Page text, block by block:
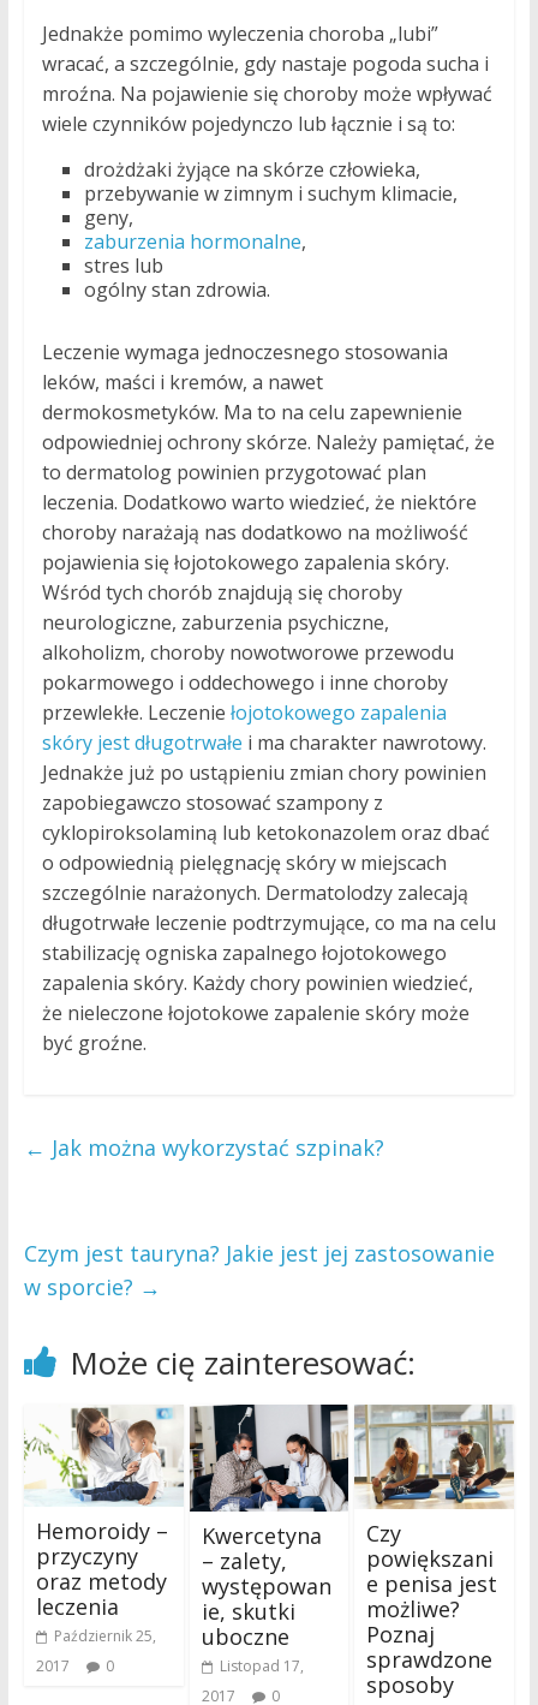
Jednakże pomimo wyleczenia choroba „lubi”
wracać, a szczególnie, gdy nastaje pogoda sucha i
mroźna. Na pojawienie się choroby może wpływać
wiele czynników pojedynczo lub łącznie i są to:
drożdżaki żyjące na skórze człowieka,
przebywanie w zimnym i suchym klimacie,
geny,
zaburzenia hormonalne,
stres lub
ogólny stan zdrowia.
Leczenie wymaga jednoczesnego stosowania
leków, maści i kremów, a nawet
dermokosmetyków. Ma to na celu zapewnienie
odpowiedniej ochrony skórze. Należy pamiętać, że
to dermatolog powinien przygotować plan
leczenia. Dodatkowo warto wiedzieć, że niektóre
choroby narażają nas dodatkowo na możliwość
pojawienia się łojotokowego zapalenia skóry.
Wśród tych chorób znajdują się choroby
neurologiczne, zaburzenia psychiczne,
alkoholizm, choroby nowotworowe przewodu
pokarmowego i oddechowego i inne choroby
przewlekłe. Leczenie łojotokowego zapalenia
skóry jest długotrwałe i ma charakter nawrotowy.
Jednakże już po ustąpieniu zmian chory powinien
zapobiegawczo stosować szampony z
cyklopiroksolaminą lub ketokonazolem oraz dbać
o odpowiednią pielęgnację skóry w miejscach
szczególnie narażonych. Dermatolodzy zalecają
długotrwałe leczenie podtrzymujące, co ma na celu
stabilizację ogniska zapalnego łojotokowego
zapalenia skóry. Każdy chory powinien wiedzieć,
że nieleczone łojotokowe zapalenie skóry może
być groźne.
← Jak można wykorzystać szpinak?
Czym jest tauryna? Jakie jest jej zastosowanie
w sporcie? →
Może cię zainteresować:
Hemoroidy –
przyczyny
oraz metody
leczenia
Październik 25,
2017
0
Kwercetyna
– zalety,
występowan
ie, skutki
uboczne
Listopad 17,
2017
0
Czy
powiększani
e penisa jest
możliwe?
Poznaj
sprawdzone
sposoby